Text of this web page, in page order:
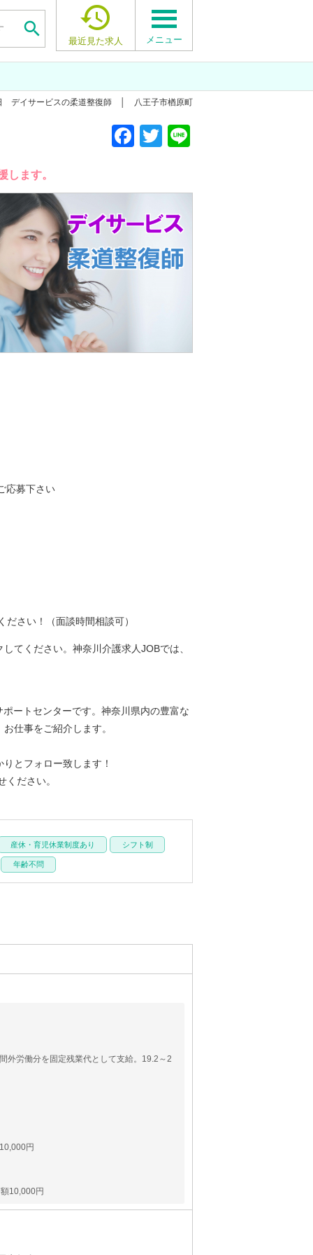
 
最近見た求人 メニュー
デイサービスの柔道整復師 │ 八王子市楢原町
ます。
F
b
o
o
T
応募下さい
さい！（面談時間相談可）
てください。神奈川介護求人JOBでは、
ートセンターです。神奈川県内の豊富な
仕事をご紹介します。
とフォロー致します！
ださい。
産休・育児休業制度あり シフト制
年齢不問
外労働分を固定残業代として支給。19.2～2
円
10,000円